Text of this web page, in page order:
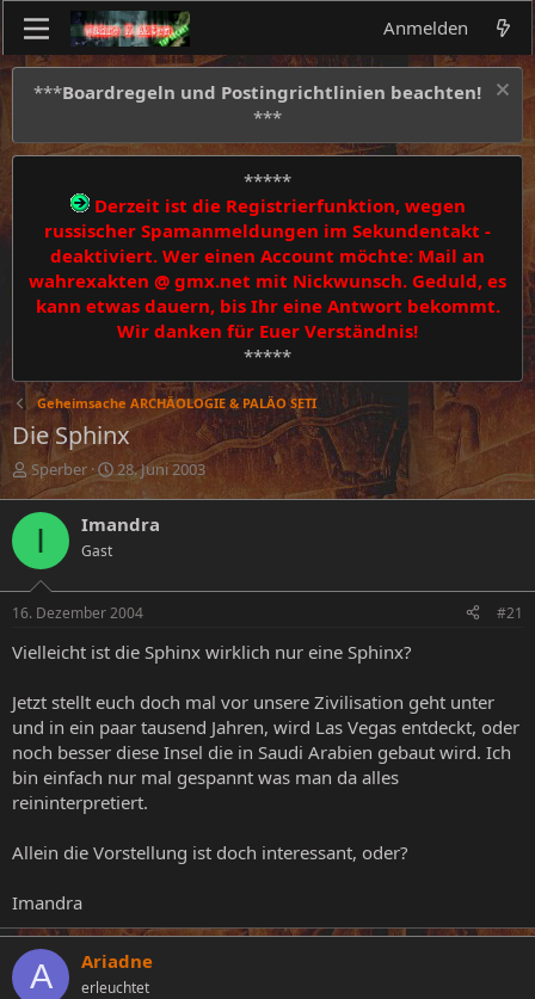
Anmelden
***Boardregeln und Postingrichtlinien beachten!
***
*****
Derzeit ist die Registrierfunktion, wegen
russischer Spamanmeldungen im Sekundentakt -
deaktiviert. Wer einen Account möchte: Mail an
wahrexakten @ gmx.net mit Nickwunsch. Geduld, es
kann etwas dauern, bis Ihr eine Antwort bekommt.
Wir danken für Euer Verständnis!
*****
Geheimsache ARCHÄOLOGIE & PALÄO SETI
Die Sphinx
E
s
l
l
e
Sperber
E
t
l
t
m
28. Juni 2003
I Imandra
Gast
16. Dezember 2004 #21
Vielleicht ist die Sphinx wirklich nur eine Sphinx?
Jetzt stellt euch doch mal vor unsere Zivilisation geht unter
und in ein paar tausend Jahren, wird Las Vegas entdeckt, oder
noch besser diese Insel die in Saudi Arabien gebaut wird. Ich
bin einfach nur mal gespannt was man da alles
reininterpretiert.
Allein die Vorstellung ist doch interessant, oder?
Imandra
A Ariadne
erleuchtet